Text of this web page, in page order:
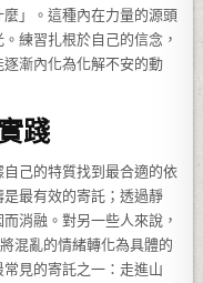
麼」。這種內在力量的源頭
練習扎根於自己的信念，
漸內化為化解不安的動
踐
己的特質找到最合適的依
最有效的寄託；透過靜
消融。對另一些人來說，
亂的情緒轉化為具體的
見的寄託之一：走進山